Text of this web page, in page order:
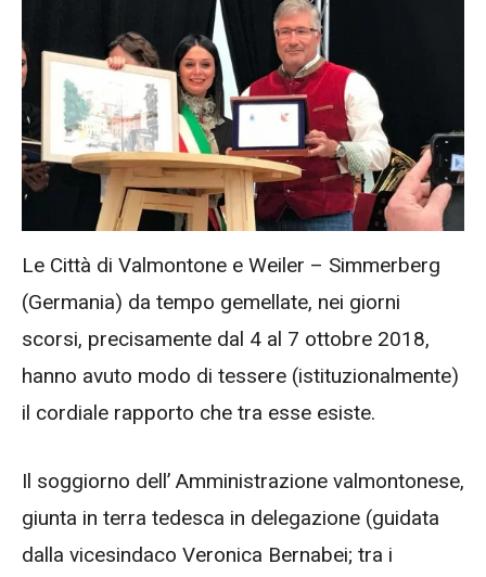
Le Città di Valmontone e Weiler – Simmerberg
(Germania) da tempo gemellate, nei giorni
scorsi, precisamente dal 4 al 7 ottobre 2018,
hanno avuto modo di tessere (istituzionalmente)
il cordiale rapporto che tra esse esiste.
Il soggiorno dell’ Amministrazione valmontonese,
giunta in terra tedesca in delegazione (guidata
dalla vicesindaco Veronica Bernabei; tra i